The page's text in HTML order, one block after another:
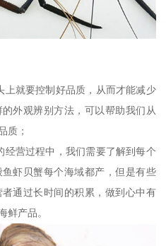
上就要控制好品质，从而才能减少
外观辨别方法，可以帮助我们从
质；
经营过程中，我们需要了解到每个
虾贝蟹每个海域都产，但是有些
通过长时间的积累，做到心中有
鲜产品。